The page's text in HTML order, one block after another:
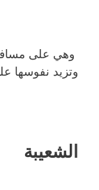
وهي على
وتزيد نفوسها
الشعيبة